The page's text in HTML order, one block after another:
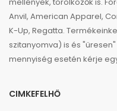
Anvil, American Apparel,
K-Up, Regatta.
szitanyomva) is és
mennyiség esetén kérje
CIMKEFELHŐ